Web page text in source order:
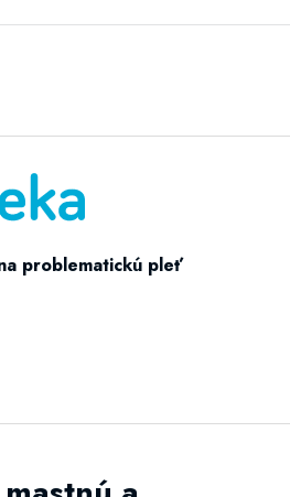
problematickú pleť